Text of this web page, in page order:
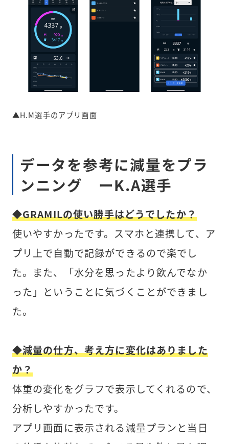
▲H.M選手のアプリ画面
データを参考に減量をプラ
ンニング ーK.A選手
◆GRAMILの使い勝手はどうでしたか？
使いやすかったです。スマホと連携して、ア
プリ上で自動で記録ができるので楽でし
た。また、「水分を思ったより飲んでなか
った」ということに気づくことができまし
た。
◆減量の仕方、考え方に変化はありました
か？
体重の変化をグラフで表示してくれるので、
分析しやすかったです。
アプリ画面に表示される減量プランと当日